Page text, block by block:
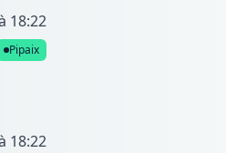
18:22
Pipaix
18:22